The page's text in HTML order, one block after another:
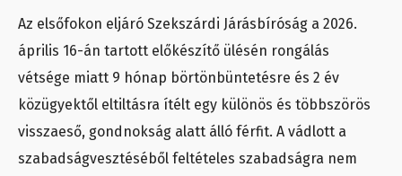
Az elsőfokon eljáró Szekszárdi Járásbíróság a 2026.
április 16-án tartott előkészítő ülésén rongálás
vétsége miatt 9 hónap börtönbüntetésre és 2 év
közügyektől eltiltásra ítélt egy különös és többszörös
visszaeső, gondnokság alatt álló férfit. A vádlott a
szabadságvesztéséből feltételes szabadságra nem